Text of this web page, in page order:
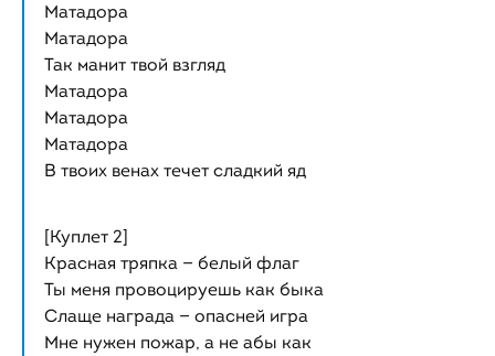
Матадора
Матадора
Так манит твой взгляд
Матадора
Матадора
Матадора
В твоих венах течет сладкий яд
[Куплет 2]
Красная тряпка — белый флаг
Ты меня провоцируешь как быка
Слаще награда — опасней игра
Мне нужен пожар, а не абы как